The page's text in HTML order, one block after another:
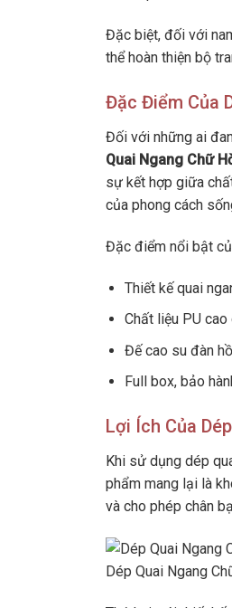
Đặc biệt, đối với
thể hoàn thiện bộ
Đặc Điểm Của
Đối với những ai
Quai Ngang Chữ
sự kết hợp giữa
của phong cách
Đặc điểm nổi bật
Thiết kế quai
Chất liệu PU
Đế cao su đàn
Full box, bảo
Lợi Ích Của
Khi sử dụng dép
phẩm mang lại là
và cho phép chân
Dép Quai Ngang